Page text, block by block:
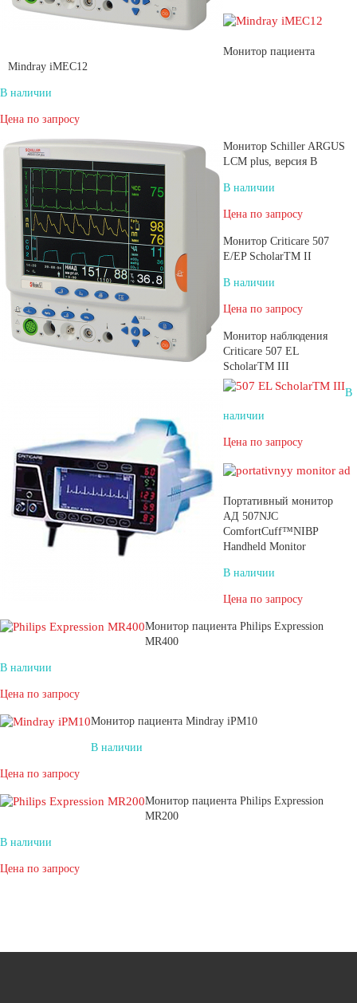
Монитор пациента
Mindray iMEC12
В наличии
Цена по запросу
Монитор Schiller ARGUS
LCM plus, версия B
В наличии
Цена по запросу
Монитор Criticare 507
E/EP ScholarTM II
В наличии
Цена по запросу
Монитор наблюдения
Criticare 507 EL
ScholarTM III
В
наличии
Цена по запросу
Портативный монитор
АД 507NJC
ComfortCuff™NIBP
Handheld Monitor
В наличии
Цена по запросу
Монитор пациента Philips Expression
MR400
В наличии
Цена по запросу
Монитор пациента Mindray iPM10
В наличии
Цена по запросу
Монитор пациента Philips Expression
MR200
В наличии
Цена по запросу